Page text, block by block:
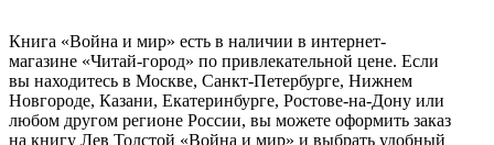
Книга «Война и мир» есть в наличии в интернет-
магазине «Читай-город» по привлекательной цене. Если
вы находитесь в Москве, Санкт-Петербурге, Нижнем
Новгороде, Казани, Екатеринбурге, Ростове-на-Дону или
любом другом регионе России, вы можете оформить заказ
на книгу Лев Толстой «Война и мир» и выбрать удобный